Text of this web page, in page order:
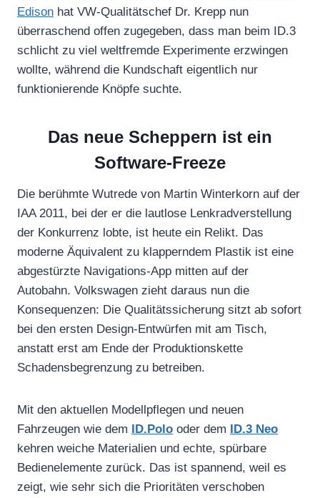
Edison hat VW-Qualitätschef Dr. Krepp nun
überraschend offen zugegeben, dass man beim ID.3
schlicht zu viel weltfremde Experimente erzwingen
wollte, während die Kundschaft eigentlich nur
funktionierende Knöpfe suchte.
Das neue Scheppern ist ein
Software-Freeze
Die berühmte Wutrede von Martin Winterkorn auf der
IAA 2011, bei der er die lautlose Lenkradverstellung
der Konkurrenz lobte, ist heute ein Relikt. Das
moderne Äquivalent zu klapperndem Plastik ist eine
abgestürzte Navigations-App mitten auf der
Autobahn. Volkswagen zieht daraus nun die
Konsequenzen: Die Qualitätssicherung sitzt ab sofort
bei den ersten Design-Entwürfen mit am Tisch,
anstatt erst am Ende der Produktionskette
Schadensbegrenzung zu betreiben.
Mit den aktuellen Modellpflegen und neuen
Fahrzeugen wie dem ID.Polo oder dem ID.3 Neo
kehren weiche Materialien und echte, spürbare
Bedienelemente zurück. Das ist spannend, weil es
zeigt, wie sehr sich die Prioritäten verschoben